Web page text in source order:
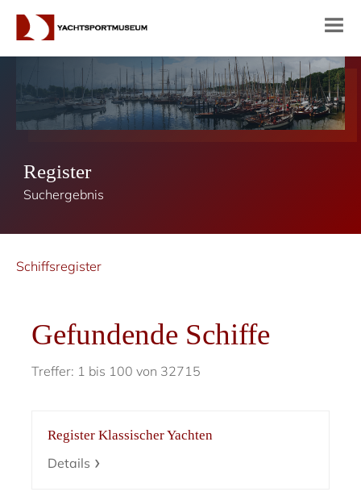
Register
Suchergebnis
Schiffsregister
Gefundende Schiffe
Treffer: 1 bis 100 von 32715
Register Klassischer Yachten
Details